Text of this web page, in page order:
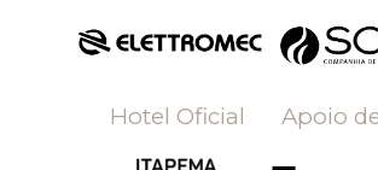
Hotel Oficial Apoio